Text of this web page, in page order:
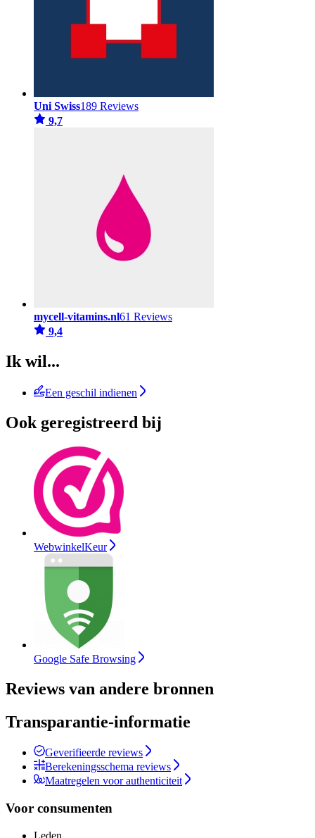
Uni Swiss189 Reviews
9,7
mycell-vitamins.nl61 Reviews
9,4
Ik wil...
Een geschil indienen
Ook geregistreerd bij
WebwinkelKeur
Google Safe Browsing
Reviews van andere bronnen
Transparantie-informatie
Geverifieerde reviews
Berekeningsschema reviews
Maatregelen voor authenticiteit
Voor consumenten
Leden